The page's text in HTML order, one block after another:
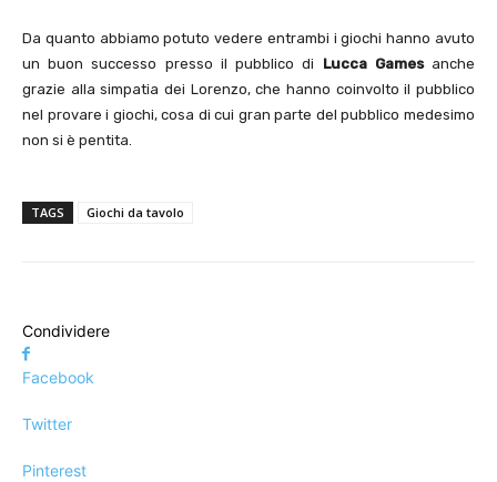
Da quanto abbiamo potuto vedere entrambi i giochi hanno avuto
un buon successo presso il pubblico di Lucca Gamesanche
grazie alla simpatia dei Lorenzo, che hanno coinvolto il pubblico
nel provare i giochi, cosa di cui gran parte del pubblico medesimo
non si è pentita.
TAGS Giochi da tavolo
Condividere
Facebook
Twitter
Pinterest